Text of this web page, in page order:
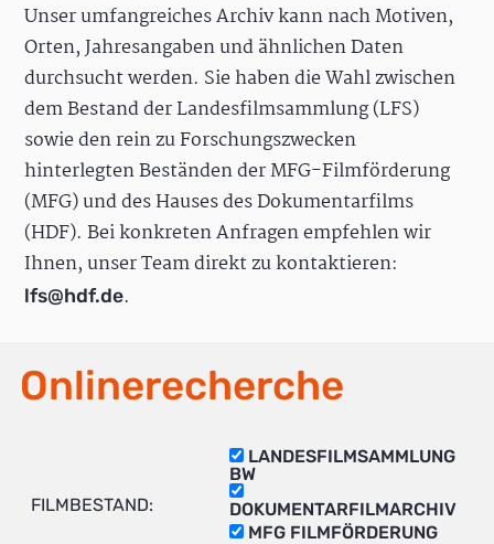
Unser umfangreiches Archiv kann nach Motiven,
Orten, Jahresangaben und ähnlichen Daten
durchsucht werden. Sie haben die Wahl zwischen
dem Bestand der Landesfilmsammlung (LFS)
sowie den rein zu Forschungszwecken
hinterlegten Beständen der MFG-Filmförderung
(MFG) und des Hauses des Dokumentarfilms
(HDF). Bei konkreten Anfragen empfehlen wir
Ihnen, unser Team direkt zu kontaktieren:
lfs@hdf.de.
Onlinerecherche
FILMBESTAND:
LANDESFILMSAMMLUNG
BW
DOKUMENTARFILMARCHIV
MFG FILMFÖRDERUNG